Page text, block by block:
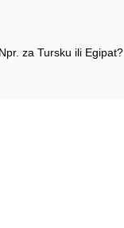
za Tursku ili Egipat?